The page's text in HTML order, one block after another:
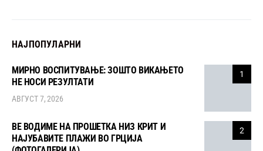
НАЈПОПУЛАРНИ
1
МИРНО ВОСПИТУВАЊЕ: ЗОШТО ВИКАЊЕТО
НЕ НОСИ РЕЗУЛТАТИ
АВГУСТ 7, 2026
2
ВЕ ВОДИМЕ НА ПРОШЕТКА НИЗ КРИТ И
НАЈУБАВИТЕ ПЛАЖИ ВО ГРЦИЈА